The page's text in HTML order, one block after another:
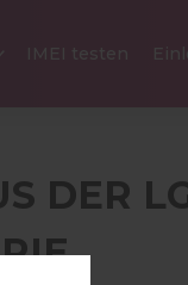
IMEI testen
DER